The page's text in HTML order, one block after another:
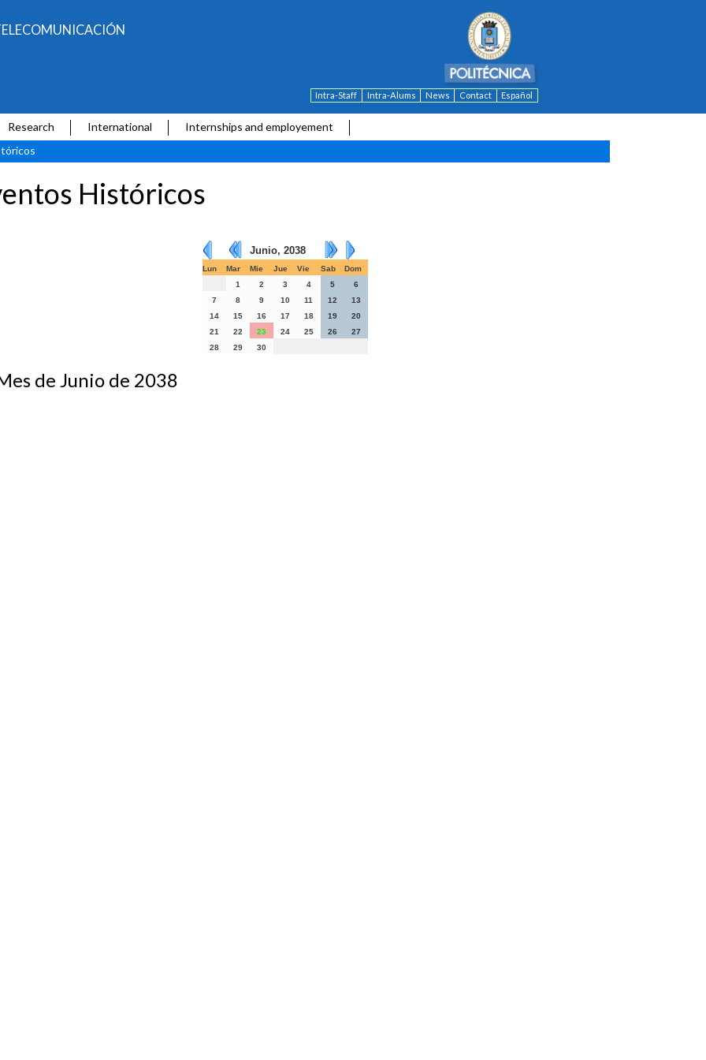
Intra-Staff Intra-Alums News Contact Español
Research International
Internships and employement
Históricos
Junio, 2038
Lun Mar Mie Jue Vie Sab
Dom
1
2 3 4 5
6
7
8 9 10 11 12
13
14
15 16 17 18 19
20
21
22 23 24 25 26
27
28
29 30
de Junio de 2038